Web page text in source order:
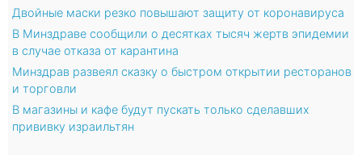
Двойные маски резко повышают защиту от коронавируса
В Минздраве сообщили о десятках тысяч жертв эпидемии
в случае отказа от карантина
Минздрав развеял сказку о быстром открытии ресторанов
и торговли
В магазины и кафе будут пускать только сделавших
прививку израильтян